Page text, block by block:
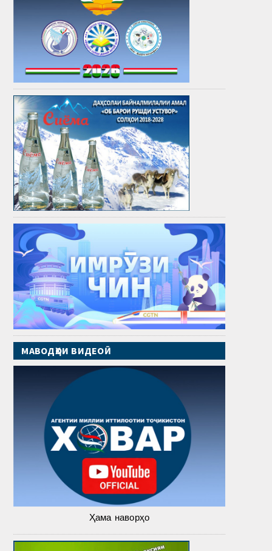
МАВОДҲОИ ВИДЕОӢ
Ҳама наворҳо